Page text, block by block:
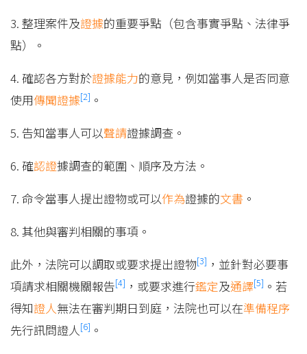
3. 整理案件及證據的重要爭點（包含事實爭點、法律爭
點）。
4. 確認各方對於證據能力的意見，例如當事人是否同意
使用傳聞證據[2] 。
5. 告知當事人可以聲請證據調查。
6. 確認證據調查的範圍、順序及方法。
7. 命令當事人提出證物或可以作為證據的文書 。
8. 其他與審判相關的事項。
此外，法院可以調取或要求提出證物[3] ，並針對必要事
項請求相關機關報告[4] ，或要求進行鑑定及通譯[5] 。若
得知證人無法在審判期日到庭，法院也可以在準備程序
先行訊問證人 [6] 。